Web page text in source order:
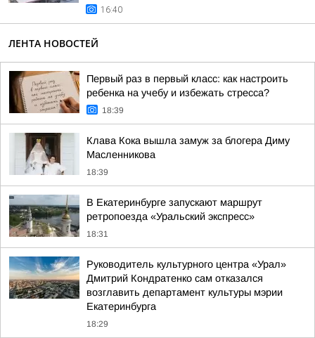
16:40
ЛЕНТА НОВОСТЕЙ
Первый раз в первый класс: как настроить
ребенка на учебу и избежать стресса?
18:39
Клава Кока вышла замуж за блогера Диму
Масленникова
18:39
В Екатеринбурге запускают маршрут
ретропоезда «Уральский экспресс»
18:31
Руководитель культурного центра «Урал»
Дмитрий Кондратенко сам отказался
возглавить департамент культуры мэрии
Екатеринбурга
18:29